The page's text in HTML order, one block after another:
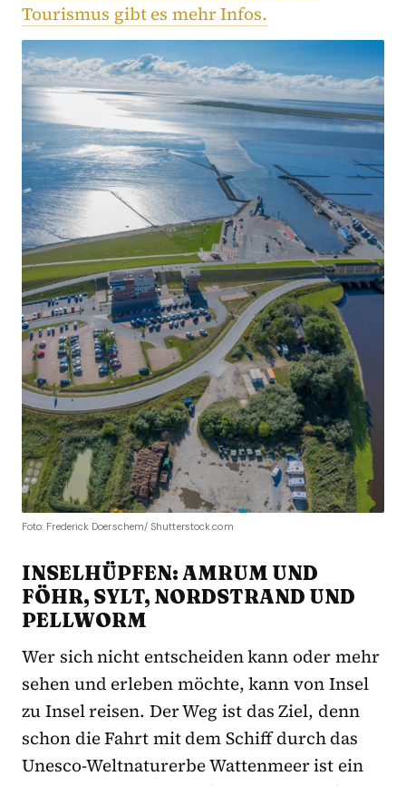
Tourismus gibt es mehr Infos.
Foto: Frederick Doerschem/ Shutterstock.com
INSELHÜPFEN: AMRUM UND
FÖHR, SYLT, NORDSTRAND UND
PELLWORM
Wer sich nicht entscheiden kann oder mehr
sehen und erleben möchte, kann von Insel
zu Insel reisen. Der Weg ist das Ziel, denn
schon die Fahrt mit dem Schiff durch das
Unesco-Weltnaturerbe Wattenmeer ist ein